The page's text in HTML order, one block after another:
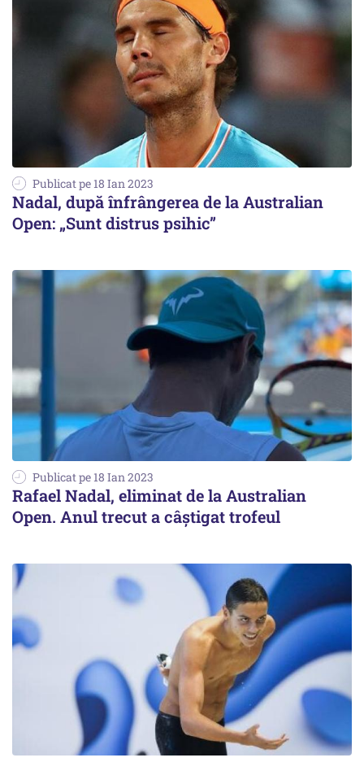
Publicat pe 18 Ian 2023
Nadal, după înfrângerea de la Australian
Open: „Sunt distrus psihic”
Publicat pe 18 Ian 2023
Rafael Nadal, eliminat de la Australian
Open. Anul trecut a câştigat trofeul